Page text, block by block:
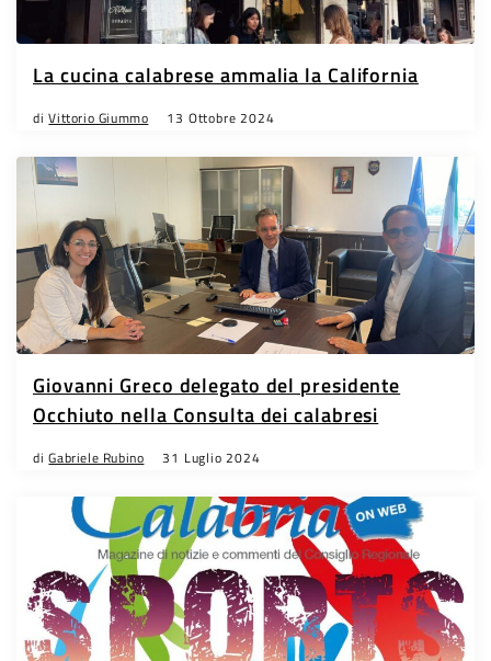
La cucina calabrese ammalia la California
diVittorio Giummo 13 Ottobre 2024
Giovanni Greco delegato del presidente
Occhiuto nella Consulta dei calabresi
diGabriele Rubino 31 Luglio 2024